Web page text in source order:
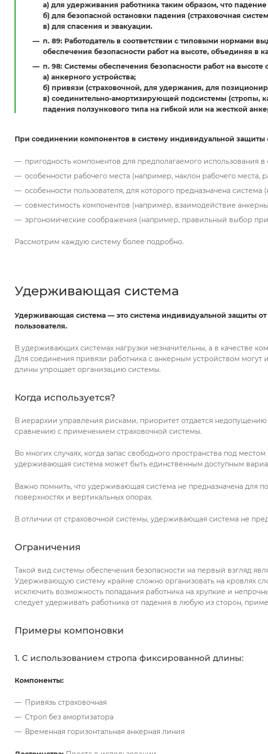
а) для удерживания работника таким образом, что
б) для безопасной остановки падения (страховочная
в) для спасения и эвакуации.
п. 89: Работодатель в соответствии с типовыми нормами
обеспечения безопасности работ на высоте, объединяя в
п. 98: Системы обеспечения безопасности работ на высоте
а) анкерного устройства;
б) привязи (страховочной, для удержания, для
в) соединительно-амортизирующей подсистемы (стропы,
падения ползункового типа на гибкой или на жесткой
При соединении компонентов в систему индивидуальной защиты
пригодность компонентов для предполагаемого
особенности рабочего места (например, наклон рабочего места,
особенности пользователя, для которого предназначена
совместимость компонентов (например, взаимодействие
эргономические соображения (например, правильный выбор
Рассмотрим каждую систему более подробно.
Удерживающая система
Удерживающая система — это система индивидуальной защиты
пользователя.
В удерживающих системах нагрузки незначительны, а в качестве
Для соединения привязи работника с анкерным устройством
длины упрощает организацию системы.
Когда используется?
В иерархии управления рисками, приоритет отдается
сравнению с применением страховочной системы.
Во многих случаях, когда запас свободного пространства под
удерживающая система может быть единственным доступным
Важно помнить, что удерживающая система не предназначена для
поверхностях и вертикальных опорах.
В отличии от страховочной системы, удерживающая система не
Ограничения
Такой вид системы обеспечения безопасности на первый взгляд
Удерживающую систему крайне сложно организовать на кровлях
исключить возможность попадания работника на хрупкие и
следует удерживать работника от падения в любую из сторон,
Примеры компоновки
1. С использованием стропа фиксированной длины:
Компоненты:
Привязь страховочная
Строп без амортизатора
Временная горизонтальная анкерная линия